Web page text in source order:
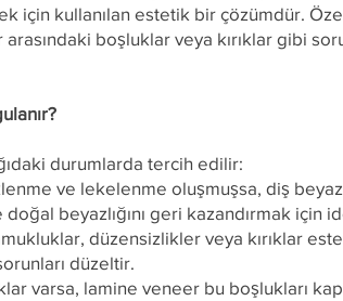
için kullanılan estetik bir çözümdür.
boşluklar veya kırıklar gibi
durumlarda tercih edilir:
ve lekelenme oluşmuşsa, diş
beyazlığını geri kazandırmak için
düzensizlikler veya kırıklar
düzeltir.
varsa, lamine veneer bu boşlukları